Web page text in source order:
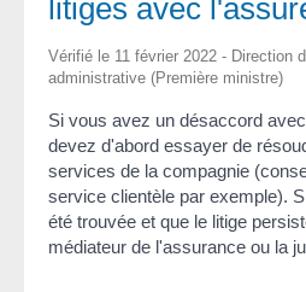
litiges avec
Vérifié le 11 février 2022 - Direction
administrative (Première ministre)
Si vous avez un désaccord
devez d'abord essayer de
services de la compagnie
service clientèle par exemple).
été trouvée et que le litige
médiateur de l'assurance ou la